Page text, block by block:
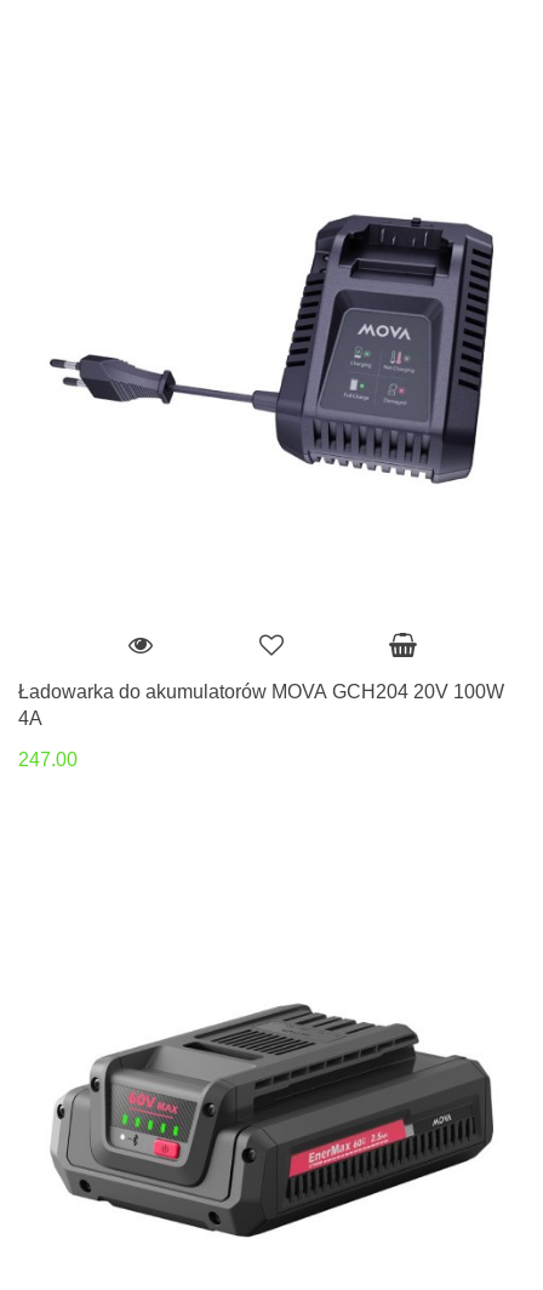
Ładowarka do akumulatorów MOVA GCH204 20V 100W
4A
247.00